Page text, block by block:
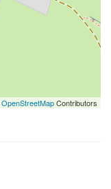
OpenStreetMapContributors